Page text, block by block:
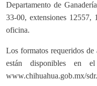
Departamento de
33-00, extensiones
oficina.
Los formatos requeridos
están disponibles en
www.chihuahua.gob.mx/sdr.